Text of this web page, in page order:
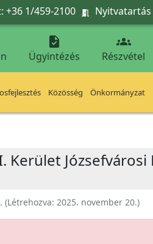
+36 1/459-2100  Nyitvatartás

Ügyintézés

Részvétel
Közösség Önkormányzat
Kerület
(Létrehozva: 2025. november 20.)